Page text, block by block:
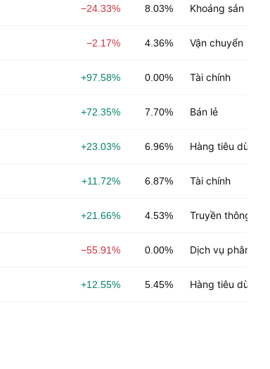
−24.33% 8.03% Khoáng sản phi
−2.17% 4.36% Vận chuyển
+97.58% 0.00% Tài chính
+72.35% 7.70% Bán lẻ
+23.03% 6.96% Hàng tiêu dùng
+11.72% 6.87% Tài chính
+21.66% 4.53% Truyền thông
−55.91% 0.00% Dịch vụ phân
+12.55% 5.45% Hàng tiêu dùng